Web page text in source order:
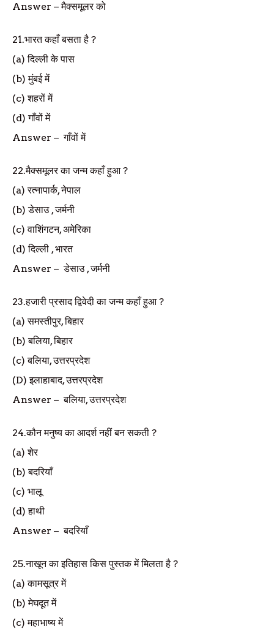
Answer –मैक्समूलर को
21.भारत कहाँ बसता है ?
(a)दिल्ली के पास
(b)मुंबई में
(c)शहरों में
(d)गाँवों में
Answer –गाँवों में
22.मैक्समूलर का जन्म कहाँ हुआ?
(a)रत्नापार्क,नेपाल
(b)डेसाउ ,जर्मनी
(c)वाशिंगटन,अमेरिका
(d)दिल्ली ,भारत
Answer –डेसाउ ,जर्मनी
23.हजारी प्रसाद द्विवेदी का जन्म कहाँ हुआ?
(a)समस्तीपुर,बिहार
(b)बलिया,बिहार
(c)बलिया,उत्तरप्रदेश
(D)इलाहाबाद,उत्तरप्रदेश
Answer –बलिया,उत्तरप्रदेश
24.कौन मनुष्य का आदर्श नहीं बन सकती ?
(a)शेर
(b)बदरियाँ
(c) भालू
(d)हाथी
Answer –बदरियाँ
25.नाखून का इतिहास किस पुस्तक में मिलता है ?
(a)कामसूत्र में
(b)मेघदूत में
(c)महाभाष्य में